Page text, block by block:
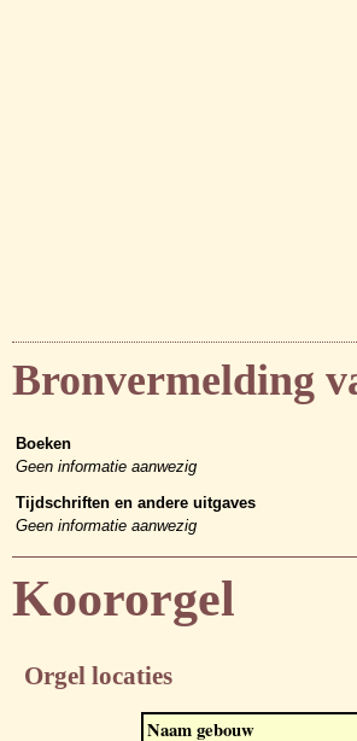
Bronvermelding
Boeken
Geen informatie aanwezig
Tijdschriften en andere uitgaves
Geen informatie aanwezig
Koororgel
Orgel locaties
Naam gebouw